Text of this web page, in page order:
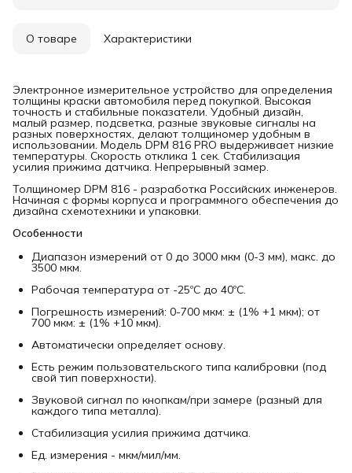
О товаре Характеристики
Электронное измерительное устройство для определения
толщины краски автомобиля перед покупкой. Высокая
точность и стабильные показатели. Удобный дизайн,
малый размер, подсветка, разные звуковые сигналы на
разных поверхностях, делают толщиномер удобным в
использовании. Модель DPM 816 PRO выдерживает низкие
температуры. Скорость отклика 1 сек. Стабилизация
усилия прижима датчика. Непрерывный замер.
Толщиномер DPM 816 - разработка Российских инженеров.
Начиная с формы корпуса и программного обеспечения до
дизайна схемотехники и упаковки.
Особенности
Диапазон измерений от 0 до 3000 мкм (0-3 мм), макс. до
3500 мкм.
Рабочая температура от -25ºС до 40ºС.
Погрешность измерений: 0-700 мкм: ± (1% +1 мкм); от
700 мкм: ± (1% +10 мкм).
Автоматически определяет основу.
Есть режим пользовательского типа калибровки (под
свой тип поверхности).
Звуковой сигнал по кнопкам/при замере (разный для
каждого типа металла).
Стабилизация усилия прижима датчика.
Ед. измерения - мкм/мил/мм.